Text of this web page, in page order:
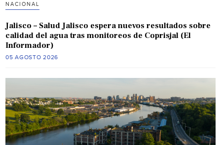
NACIONAL
Jalisco – Salud Jalisco espera nuevos resultados sobre
calidad del agua tras monitoreos de Coprisjal (El
Informador)
05 AGOSTO 2026